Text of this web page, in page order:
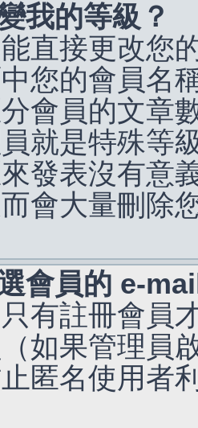
我的等級？
直接更改您
您的會員名
會員的文章
就是特殊等
發表沒有意
會大量刪除
會員的 e-
有註冊會員
如果管理員
匿名使用者